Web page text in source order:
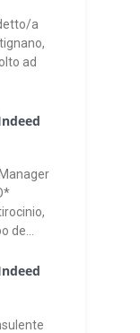
a
ad
Manager
de...